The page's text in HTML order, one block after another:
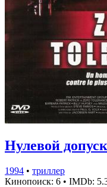
Нулевой допуск
1994 • триллер
Кинопоиск: 6 • IMDb: